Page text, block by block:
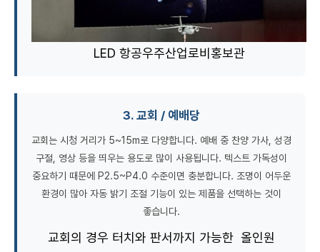
LED 항공우주산업로비홍보관
3. 교회 / 예배당
교회는 시청 거리가 5~15m로 다양합니다. 예배 중 찬양 가사, 성경
구절, 영상 등을 띄우는 용도로 많이 사용됩니다. 텍스트 가독성이
중요하기 때문에 P2.5~P4.0 수준이면 충분합니다. 조명이 어두운
환경이 많아 자동 밝기 조절 기능이 있는 제품을 선택하는 것이
좋습니다.
교회의 경우 터치와 판서까지 가능한 올인원